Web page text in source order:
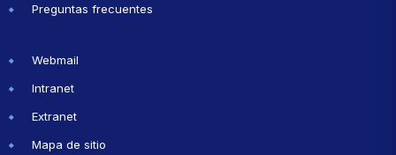
Preguntas frecuentes
Webmail
Intranet
Extranet
Mapa de sitio